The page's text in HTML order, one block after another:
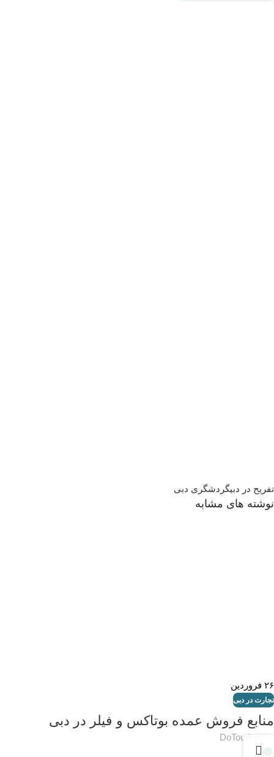
خرید ملک
در دبی
تفریح در دبیگردشگری دبی
نوشته های مشابه
۲۶ فروردین
تجارت در دبی
منابع فروش عمده بوتاکس و فیلر در دبی
DoTourism